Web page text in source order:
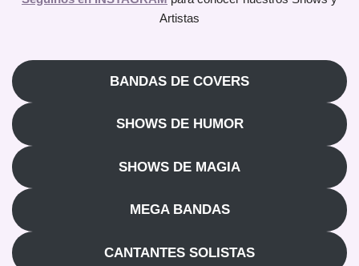
Artistas
BANDAS DE COVERS
SHOWS DE HUMOR
SHOWS DE MAGIA
MEGA BANDAS
CANTANTES SOLISTAS